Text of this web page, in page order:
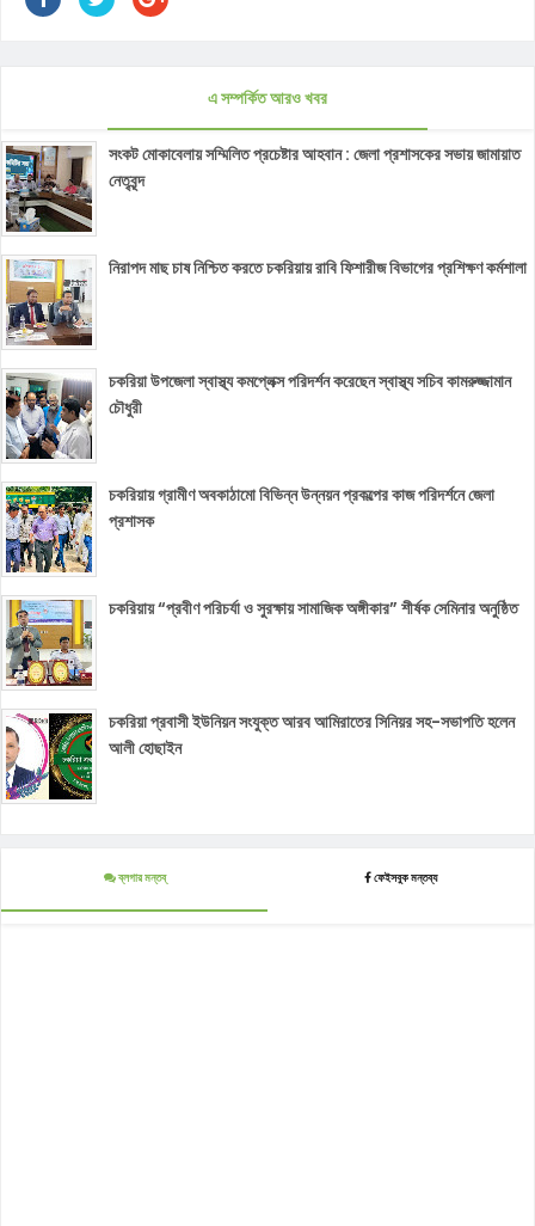
এ সম্পর্কিত আরও খবর
সংকট মোকাবেলায় সম্মিলিত প্রচেষ্টার আহবান : জেলা প্রশাসকের সভায় জামায়াত
নেতৃবৃন্দ
নিরাপদ মাছ চাষ নিশ্চিত করতে চকরিয়ায় রাবি ফিশারীজ বিভাগের প্রশিক্ষণ কর্মশালা
চকরিয়া উপজেলা স্বাস্থ্য কমপ্লেক্স পরিদর্শন করেছেন স্বাস্থ্য সচিব কামরুজ্জামান
চৌধুরী
চকরিয়ায় গ্রামীণ অবকাঠামো বিভিন্ন উন্নয়ন প্রকল্পের কাজ পরিদর্শনে জেলা
প্রশাসক
চকরিয়ায় “প্রবীণ পরিচর্যা ও সুরক্ষায় সামাজিক অঙ্গীকার” শীর্ষক সেমিনার অনুষ্ঠিত
চকরিয়া প্রবাসী ইউনিয়ন সংযুক্ত আরব আমিরাতের সিনিয়র সহ-সভাপতি হলেন
আলী হোছাইন
ব্লগার মন্তব্ ফেইসবুক মন্তব্য